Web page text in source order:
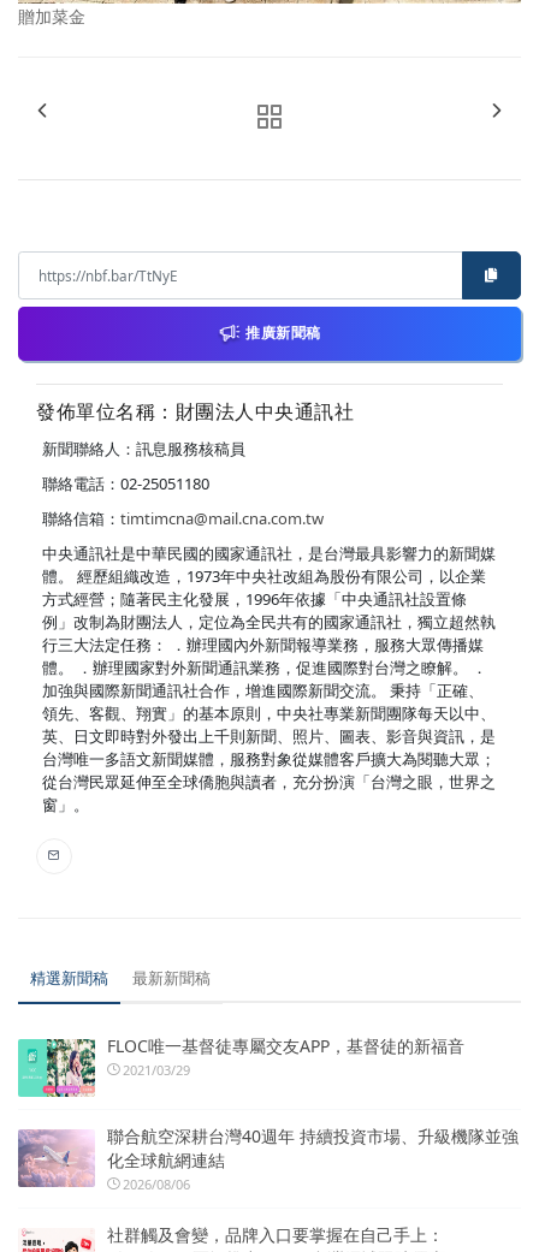
贈加菜金
推廣新聞稿
發佈單位名稱：財團法人中央通訊社
新聞聯絡人：訊息服務核稿員
聯絡電話：02-25051180
聯絡信箱： timtimcna@mail.cna.com.tw
中央通訊社是中華民國的國家通訊社，是台灣最具影響力的新聞媒
體。 經歷組織改造，1973年中央社改組為股份有限公司，以企業
方式經營；隨著民主化發展，1996年依據「中央通訊社設置條
例」改制為財團法人，定位為全民共有的國家通訊社，獨立超然執
行三大法定任務： ．辦理國內外新聞報導業務，服務大眾傳播媒
體。 ．辦理國家對外新聞通訊業務，促進國際對台灣之瞭解。 ．
加強與國際新聞通訊社合作，增進國際新聞交流。 秉持「正確、
領先、客觀、翔實」的基本原則，中央社專業新聞團隊每天以中、
英、日文即時對外發出上千則新聞、照片、圖表、影音與資訊，是
台灣唯一多語文新聞媒體，服務對象從媒體客戶擴大為閱聽大眾；
從台灣民眾延伸至全球僑胞與讀者，充分扮演「台灣之眼，世界之
窗」。
精選新聞稿 最新新聞稿
FLOC唯一基督徒專屬交友APP，基督徒的新福音
2021/03/29
聯合航空深耕台灣40週年 持續投資市場、升級機隊並強
化全球航網連結
2026/08/06
社群觸及會變，品牌入口要掌握在自己手上：